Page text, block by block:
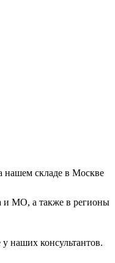
нашем складе в Москве
и МО, а также в регионы
наших консультантов.